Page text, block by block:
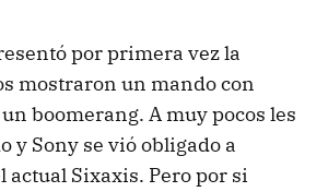
por primera vez la
mostraron un mando con
boomerang. A muy pocos les
y Sony se vió obligado a
actual Sixaxis. Pero por si